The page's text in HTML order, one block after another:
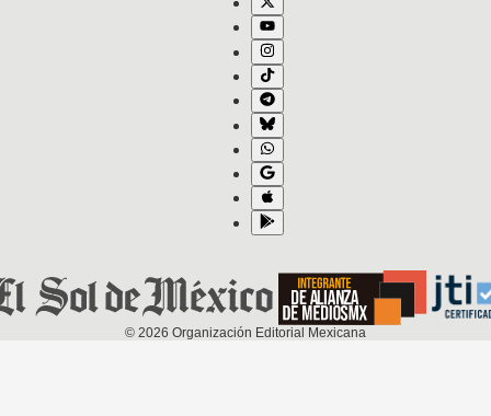
© 2026 Organización Editorial Mexicana